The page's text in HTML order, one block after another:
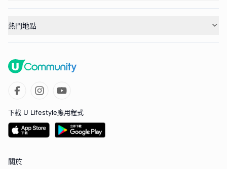
熱門地點
下載 U Lifestyle應用程式
關於